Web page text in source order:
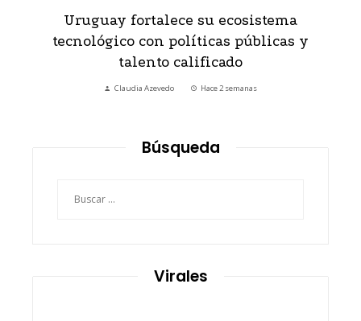
Uruguay fortalece su ecosistema
tecnológico con políticas públicas y
talento calificado
Claudia Azevedo Hace 2 semanas
Búsqueda
Virales